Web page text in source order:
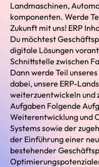
Landmaschinen,
komponenten. Werde
Zukunft mit uns! ERP
Du möchtest
digitale Lösungen
Schnittstelle zwischen
Dann werde Teil
dabei, unsere ERP-
weiterzuentwickeln und
Aufgaben Folgende
Weiterentwicklung und
Systems sowie der
der Einführung einer
bestehender